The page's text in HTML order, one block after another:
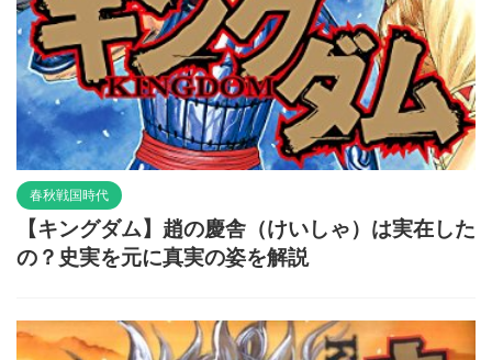
春秋戦国時代
【キングダム】趙の慶舎（けいしゃ）は実在した
の？史実を元に真実の姿を解説